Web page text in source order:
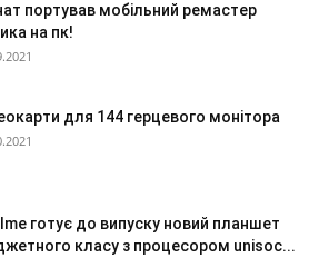
портував мобільний ремастер
на пк!
для 144 герцевого монітора
готує до випуску новий планшет
класу з процесором unisoc...